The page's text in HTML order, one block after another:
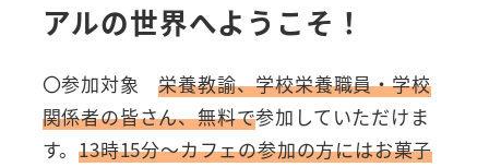
アルの世界へようこそ！
〇参加対象栄養教諭、学校栄養職員・学校
関係者の皆さん、無料で参加していただけま
す。13時15分～カフェの参加の方にはお菓子